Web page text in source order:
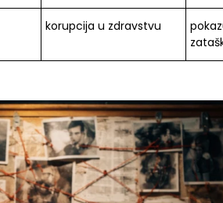
korupcija u zdravstvu